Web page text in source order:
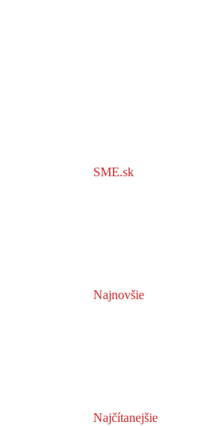
SME.sk
Najnovšie
Najčítanejšie